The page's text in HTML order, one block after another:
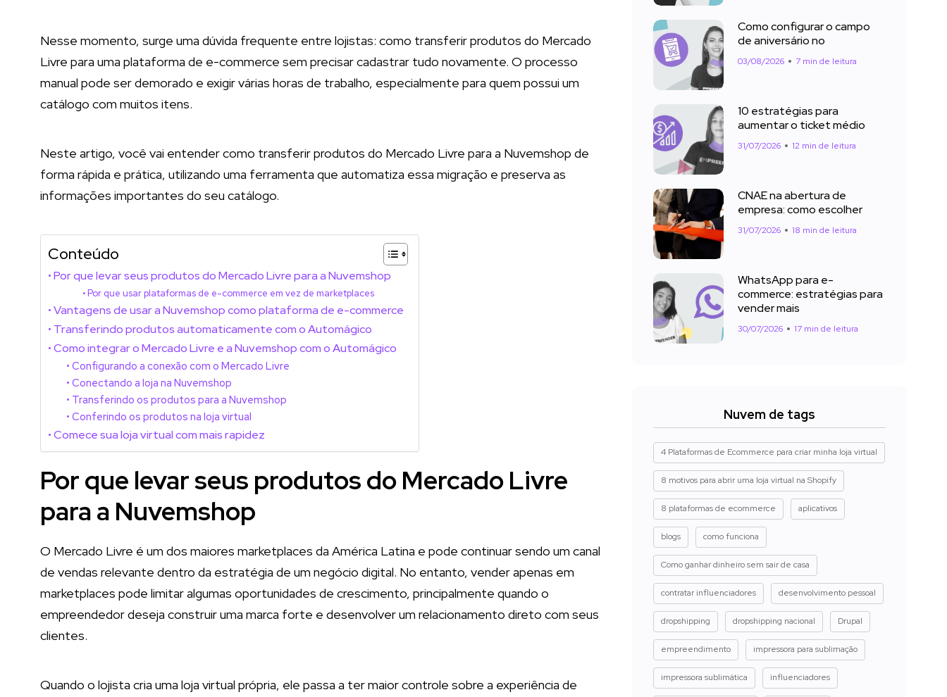
Nesse momento, surge uma dúvida frequente entre lojistas: como transferir produtos do Mercado
Livre para uma plataforma de e-commerce sem precisar cadastrar tudo novamente. O processo
manual pode ser demorado e exigir várias horas de trabalho, especialmente para quem possui um
catálogo com muitos itens.
Neste artigo, você vai entender como transferir produtos do Mercado Livre para a Nuvemshop de
forma rápida e prática, utilizando uma ferramenta que automatiza essa migração e preserva as
informações importantes do seu catálogo.
Conteúdo
Por que levar seus produtos do Mercado Livre para a Nuvemshop
Por que usar plataformas de e-commerce em vez de marketplaces
Vantagens de usar a Nuvemshop como plataforma de e-commerce
Transferindo produtos automaticamente com o Automágico
Como integrar o Mercado Livre e a Nuvemshop com o Automágico
Configurando a conexão com o Mercado Livre
Conectando a loja na Nuvemshop
Transferindo os produtos para a Nuvemshop
Conferindo os produtos na loja virtual
Comece sua loja virtual com mais rapidez
Por que levar seus produtos do Mercado Livre
para a Nuvemshop
O Mercado Livre é um dos maiores marketplaces da América Latina e pode continuar sendo um canal
de vendas relevante dentro da estratégia de um negócio digital. No entanto, vender apenas em
marketplaces pode limitar algumas oportunidades de crescimento, principalmente quando o
empreendedor deseja construir uma marca forte e desenvolver um relacionamento direto com seus
clientes.
Quando o lojista cria uma loja virtual própria, ele passa a ter maior controle sobre a experiência de
Como configurar o campo
de aniversário no
03/08/2026 7 min de leitura
10 estratégias para
aumentar o ticket médio
31/07/2026 12 min de leitura
CNAE na abertura de
empresa: como escolher
31/07/2026 18 min de leitura
WhatsApp para e-
commerce: estratégias para
vender mais
30/07/2026 17 min de leitura
Nuvem de tags
4 Plataformas de Ecommerce para criar minha loja virtual
8 motivos para abrir uma loja virtual na Shopify
8 plataformas de ecommerce aplicativos
blogs como funciona
Como ganhar dinheiro sem sair de casa
contratar influenciadores desenvolvimento pessoal
dropshipping dropshipping nacional Drupal
empreendimento impressora para sublimação
impressora sublimática influenciadores